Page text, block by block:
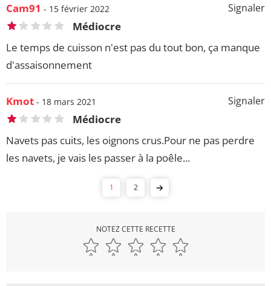
Signaler
Cam91 - 15 février 2022
Médiocre
Le temps de cuisson n'est pas du tout bon, ça manque
d'assaisonnement
Signaler
Kmot - 18 mars 2021
Médiocre
Navets pas cuits, les oignons crus.Pour ne pas perdre
les navets, je vais les passer à la poêle...
1 2
NOTEZ CETTE RECETTE